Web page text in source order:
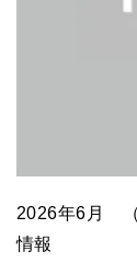
2026年6月 （
情報